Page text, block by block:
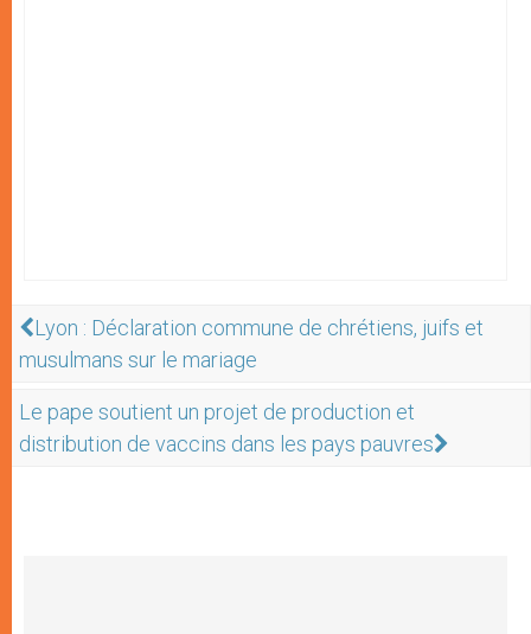
Lyon : Déclaration commune de chrétiens, juifs et
musulmans sur le mariage
Le pape soutient un projet de production et
distribution de vaccins dans les pays pauvres